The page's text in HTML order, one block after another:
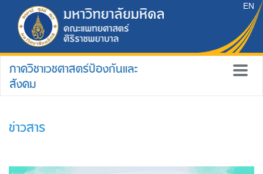
EN
ภาควิชาเวชศาสตร์ป้องกันและ
สังคม
ข่าวสาร